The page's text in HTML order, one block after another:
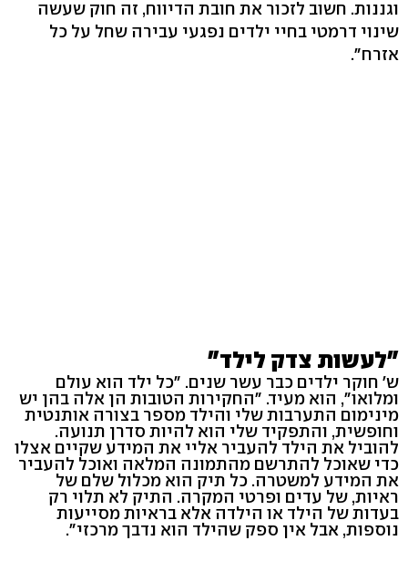
וגננות. חשוב לזכור את חובת הדיווח, זה חוק שעשה
שינוי דרמטי בחיי ילדים נפגעי עבירה שחל על כל
אזרח".
"לעשות צדק לילד"
ש' חוקר ילדים כבר עשר שנים. "כל ילד הוא עולם
ומלואו", הוא מעיד. "החקירות הטובות הן אלה בהן יש
מינימום התערבות שלי והילד מספר בצורה אותנטית
וחופשית, והתפקיד שלי הוא להיות סדרן תנועה.
להוביל את הילד להעביר אליי את המידע שקיים אצלו
כדי שאוכל להתרשם מהתמונה המלאה ואוכל להעביר
את המידע למשטרה. כל תיק הוא מכלול שלם של
ראיות, של עדים ופרטי המקרה. התיק לא תלוי רק
בעדות של הילד או הילדה אלא בראיות מסייעות
נוספות, אבל אין ספק שהילד הוא נדבך מרכזי".